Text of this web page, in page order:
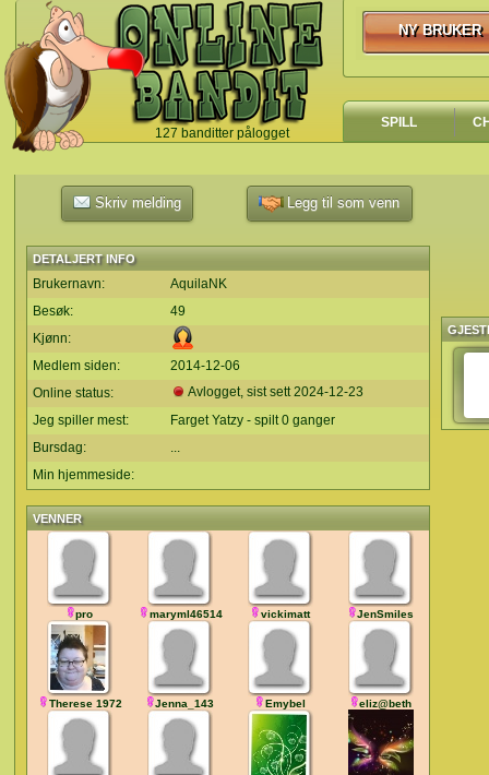
127 banditter pålogget
`
NY BRUKER
NY BRUKER
SPILL
Skriv melding Legg til som venn
DETALJERT INFO
Brukernavn:
AquilaNK
Besøk:
49
Kjønn:
Medlem siden:
2014-12-06
Online status:
Avlogget, sist sett2024-12-23
Jeg spiller mest:
Farget Yatzy - spilt 0 ganger
Bursdag:
...
Min hjemmeside:
VENNER
pro maryml46514 vickimatt JenSmiles
Therese 1972 Jenna_143 Emybel eliz@beth